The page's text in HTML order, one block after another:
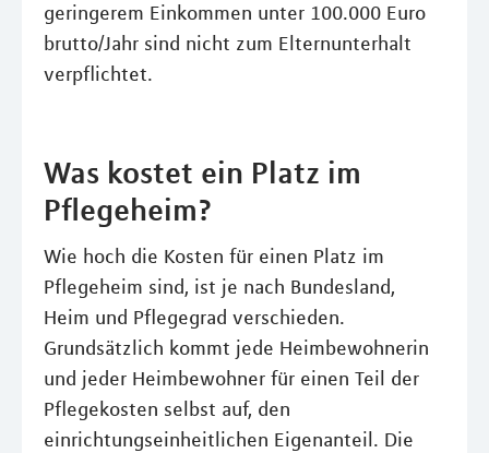
geringerem Einkommen unter 100.000 Euro
brutto/Jahr sind nicht zum Elternunterhalt
verpflichtet.
Was kostet ein Platz im
Pflegeheim?
Wie hoch die Kosten für einen Platz im
Pflegeheim sind, ist je nach Bundesland,
Heim und Pflegegrad verschieden.
Grundsätzlich kommt jede Heimbewohnerin
und jeder Heimbewohner für einen Teil der
Pflegekosten selbst auf, den
einrichtungseinheitlichen Eigenanteil. Die